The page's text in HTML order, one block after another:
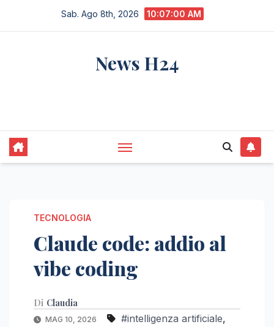
Sab. Ago 8th, 2026 10:07:01 AM
News H24
TECNOLOGIA
Claude code: addio al
vibe coding
Di Claudia
MAG 10, 2026 #intelligenza artificiale,